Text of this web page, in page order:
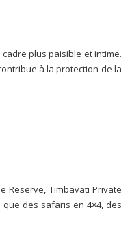
plus paisible et intime.
à la protection de la
Reserve, Timbavati Private
des safaris en 4×4, des